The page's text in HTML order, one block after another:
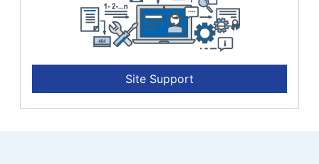
Site Support